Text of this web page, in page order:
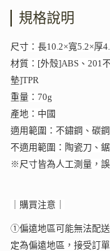
規格說明
尺寸：長10.2×寬5.2×厚
材質：[外殼]ABS、201
墊]TPR
重量：70g
產地：中國
適用範圍：不鏽鋼、碳
不適用範圍：陶瓷刀、
※尺寸皆為人工測量，
｜購買注意｜
①偏遠地區可能無法配
定為偏遠地區，接受訂